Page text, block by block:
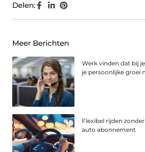
Delen:
Meer Berichten
Werk vinden dat bij
je persoonlijke groei
Flexibel rijden
auto abonnement